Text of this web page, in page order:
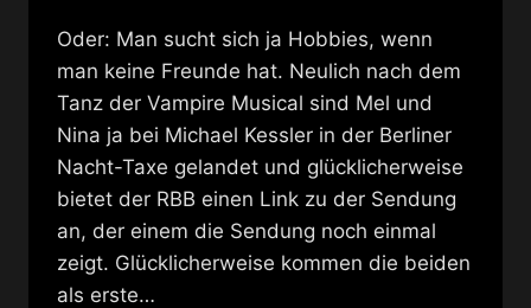
Oder: Man sucht sich ja Hobbies, wenn
man keine Freunde hat. Neulich nach dem
Tanz der Vampire Musical sind Mel und
Nina ja bei Michael Kessler in der Berliner
Nacht-Taxe gelandet und glücklicherweise
bietet der RBB einen Link zu der Sendung
an, der einem die Sendung noch einmal
zeigt. Glücklicherweise kommen die beiden
als erste…